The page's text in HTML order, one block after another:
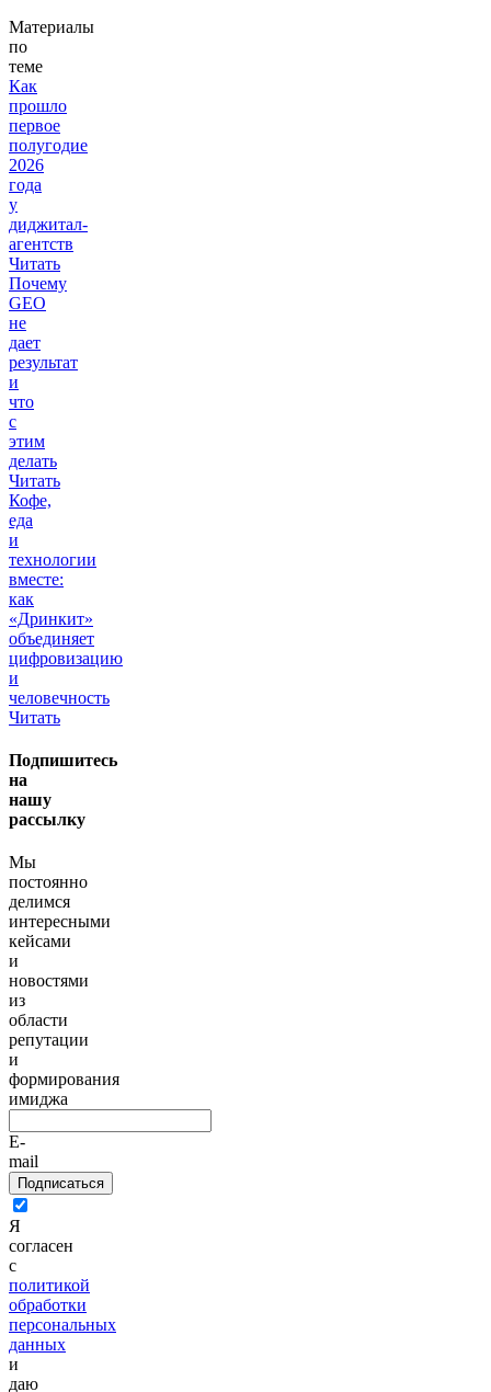
Материалы
по
теме
Как
прошло
первое
полугодие
2026
года
у
диджитал-
агентств
Читать
Почему
GEO
не
дает
результат
и
что
с
этим
делать
Читать
Кофе,
еда
и
технологии
вместе:
как
«Дринкит»
объединяет
цифровизацию
и
человечность
Читать
Подпишитесь
на
нашу
рассылку
Мы
постоянно
делимся
интересными
кейсами
и
новостями
из
области
репутации
и
формирования
имиджа
E-
mail
Подписаться
Я
согласен
с
политикой
обработки
персональных
данных
и
даю